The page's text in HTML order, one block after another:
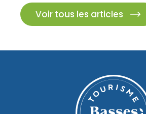
Voir tous les articles